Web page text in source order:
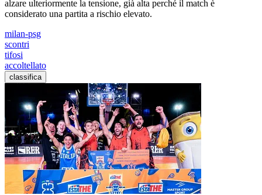
alzare ulteriormente la tensione, già alta perché il match è
considerato una partita a rischio elevato.
milan-psg
scontri
tifosi
accoltellato
classifica